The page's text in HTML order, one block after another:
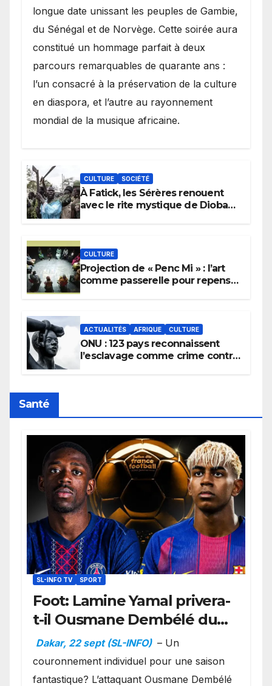
longue date unissant les peuples de Gambie,
du Sénégal et de Norvège. Cette soirée aura
constitué un hommage parfait à deux
parcours remarquables de quarante ans :
l’un consacré à la préservation de la culture
en diaspora, et l’autre au rayonnement
mondial de la musique africaine.
CULTURE SOCIÉTÉ
À Fatick, les Sérères renouent
avec le rite mystique de Diobaye
CULTURE
Projection de « Penc Mi » : l’art
comme passerelle pour repenser
ACTUALITÉS AFRIQUE CULTURE
ONU : 123 pays reconnaissent
l’esclavage comme crime contre
Santé
SL-INFO TV SPORT
Foot: Lamine Yamal privera-
t-il Ousmane Dembélé du
Ballon d’or ?
Dakar, 22 sept (SL-INFO) – Un
couronnement individuel pour une saison
fantastique? L’attaquant Ousmane Dembélé